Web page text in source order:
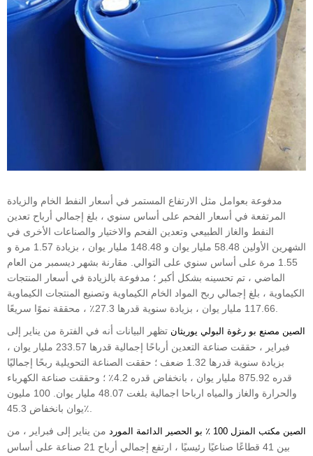
مدفوعة بعوامل مثل الارتفاع المستمر في أسعار النفط الخام والزيادة
المرتفعة في أسعار الفحم على أساس سنوي ، بلغ إجمالي أرباح تعدين
النفط والغاز الطبيعي وتعدين الفحم والاختيار والصناعات الأخرى في
الشهرين الأولين 58.48 مليار يوان و 148.48 مليار يوان ، بزيادة 1.57 مرة و
1.55 مرة على أساس سنوي على التوالي. مقارنة بشهر ديسمبر من العام
الماضي ، تم تحسينه بشكل أكبر ؛ مدفوعة بالزيادة في أسعار المنتجات
الكيماوية ، بلغ إجمالي ربح المواد الخام الكيماوية وتصنيع المنتجات الكيماوية
الصين مصنع بو رغوة البولي يوريثان تظهر البيانات أنه في الفترة من يناير إلى
فبراير ، حققت صناعة التعدين أرباحًا إجمالية قدرها 233.57 مليار يوان ،
بزيادة سنوية قدرها 1.32 ضعف ؛ حققت الصناعة التحويلية ربحًا إجماليًا
قدره 875.92 مليار يوان ، بانخفاض قدره 4.2٪ ؛ وحققت صناعة الكهرباء
والحرارة والغاز والمياه ارباحا اجمالية بلغت 48.07 مليار يوان. 100 مليون
يوان بانخفاض 45.3٪.
الصين مكتب المنزل 100 ٪ بو الحصير الدائمة المورد
من يناير إلى فبراير ، من
بين 41 قطاعًا صناعيًا رئيسيًا ، ارتفع إجمالي أرباح 21 صناعة على أساس